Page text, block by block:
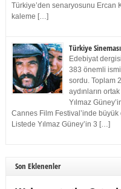
Türkiye’den senaryosunu Ercan
kaleme […]
Türkiye
Edebiyat
383 önemli
sordu. Toplam
aydınların
Yılmaz
Cannes Film Festival’inde büyük
Listede Yılmaz Güney’in 3 […]
Son Eklenenler